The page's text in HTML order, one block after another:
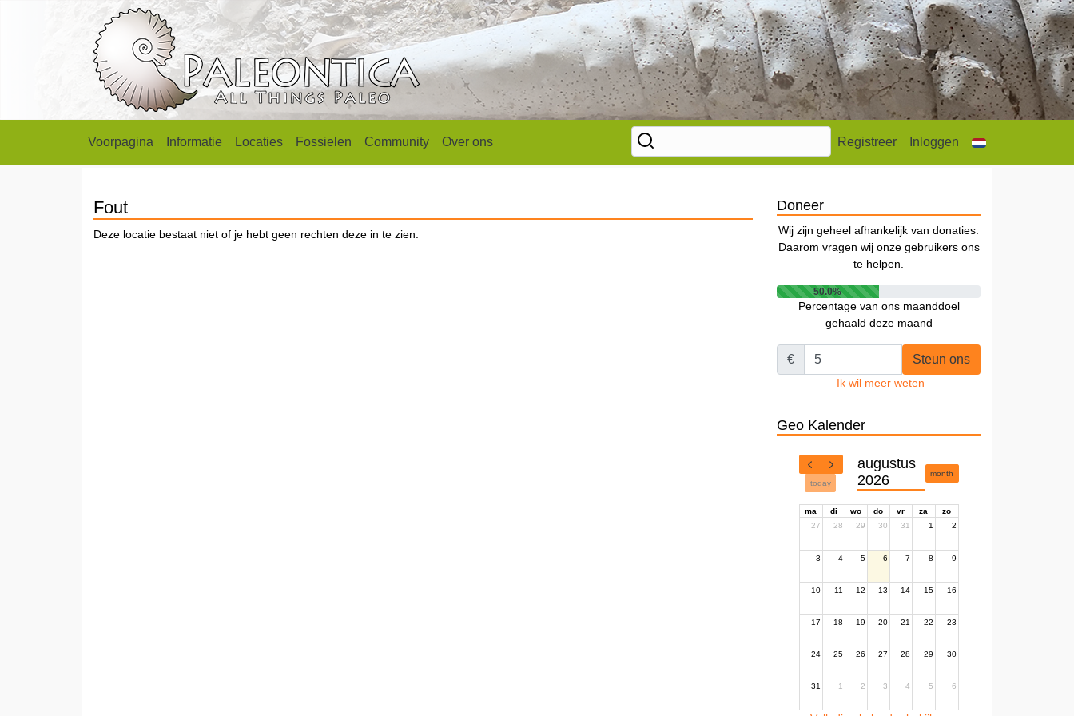
Voorpagina Informatie Locaties Fossielen Community Over ons Registreer Inloggen
Fout
Deze locatie bestaat niet of je hebt geen rechten deze in te zien.
Doneer
Wij zijn geheel afhankelijk van donaties.
Daarom vragen wij onze gebruikers ons
te helpen.
50.0%
Percentage van ons maanddoel
gehaald deze maand
€ Steun ons
Ik wil meer weten
Geo Kalender
today
augustus
2026
month
ma di wo do vr za
zo
27
28 29 30 31 1 2
3 4 5 6 7 8 9
10 11 12 13 14 15 16
17 18 19 20 21 22 23
24 25 26 27 28 29 30
31 1 2 3 4 5 6